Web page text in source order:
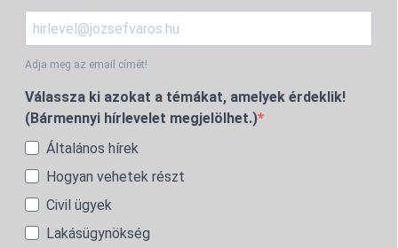
Adja meg az email címét!
Válassza ki azokat a témákat, amelyek érdeklik!
(Bármennyi hírlevelet megjelölhet.)
Általános hírek
Hogyan vehetek részt
Civil ügyek
Lakásügynökség